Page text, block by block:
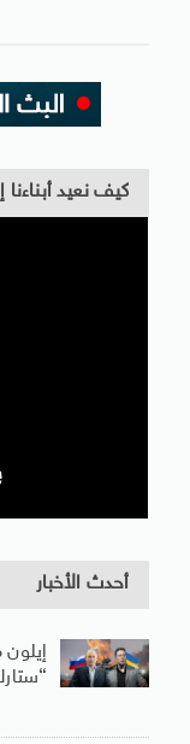
كيف نعيد
أحدث الأخبار